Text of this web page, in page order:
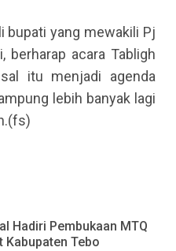
bupati yang mewakili Pj
berharap acara Tabligh
itu menjadi agenda
lebih banyak lagi
Hadiri Pembukaan MTQ
Kabupaten Tebo